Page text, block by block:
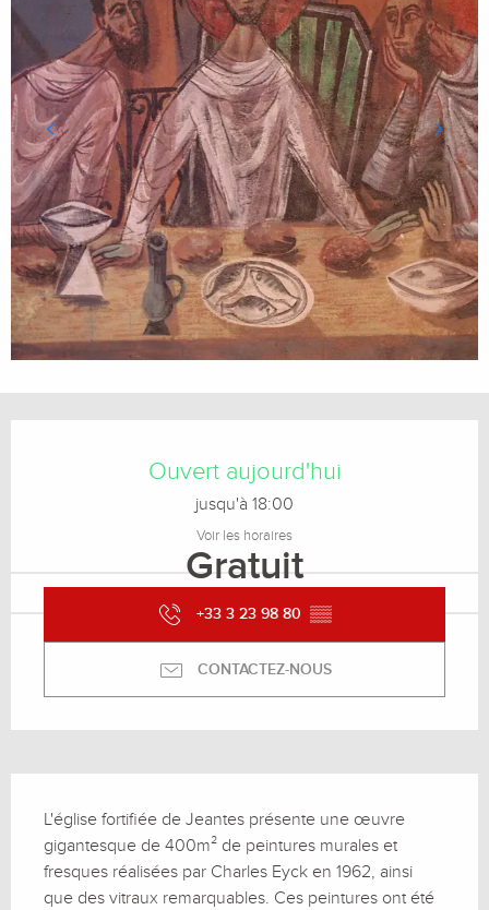
Ouvert aujourd'hui
jusqu'à 18:00
Voir les horaires
Gratuit
+33 3 23 98 80 ▒▒
CONTACTEZ-NOUS
L'église fortifiée de Jeantes présente une œuvre
gigantesque de 400m² de peintures murales et
fresques réalisées par Charles Eyck en 1962, ainsi
que des vitraux remarquables. Ces peintures ont été